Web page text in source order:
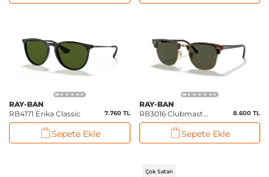
RAY-BAN
RB4171 Erika Classic
7.760 TL
Sepete Ekle
RAY-BAN
RB3016 Clubmaster
Classic
8.600 TL
Sepete Ekle
Çok Satan